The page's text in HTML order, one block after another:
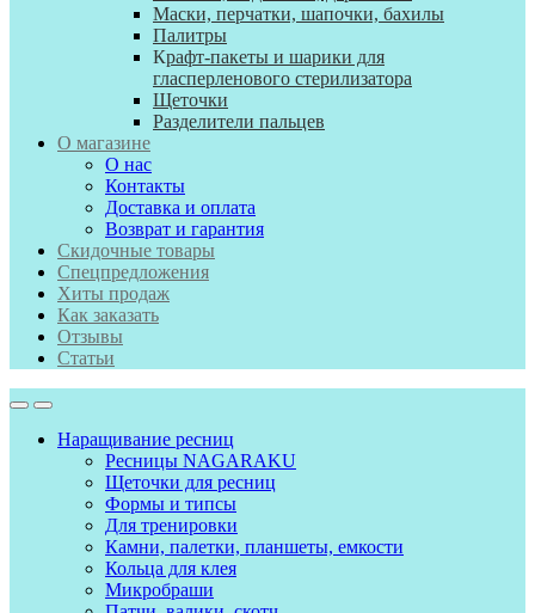
Маски, перчатки, шапочки, бахилы
Палитры
Крафт-пакеты и шарики для
гласперленового стерилизатора
Щеточки
Разделители пальцев
О магазине
О нас
Контакты
Доставка и оплата
Возврат и гарантия
Скидочные товары
Спецпредложения
Хиты продаж
Как заказать
Отзывы
Статьи
Наращивание ресниц
Ресницы NAGARAKU
Щеточки для ресниц
Формы и типсы
Для тренировки
Камни, палетки, планшеты, емкости
Кольца для клея
Микробраши